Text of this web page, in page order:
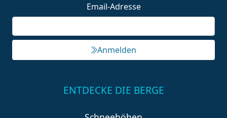
Email-Adresse
Anmelden
ENTDECKE DIE BERGE